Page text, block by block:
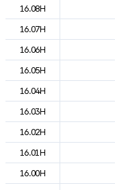
16.08H
16.07H
16.06H
16.05H
16.04H
16.03H
16.02H
16.01H
16.00H